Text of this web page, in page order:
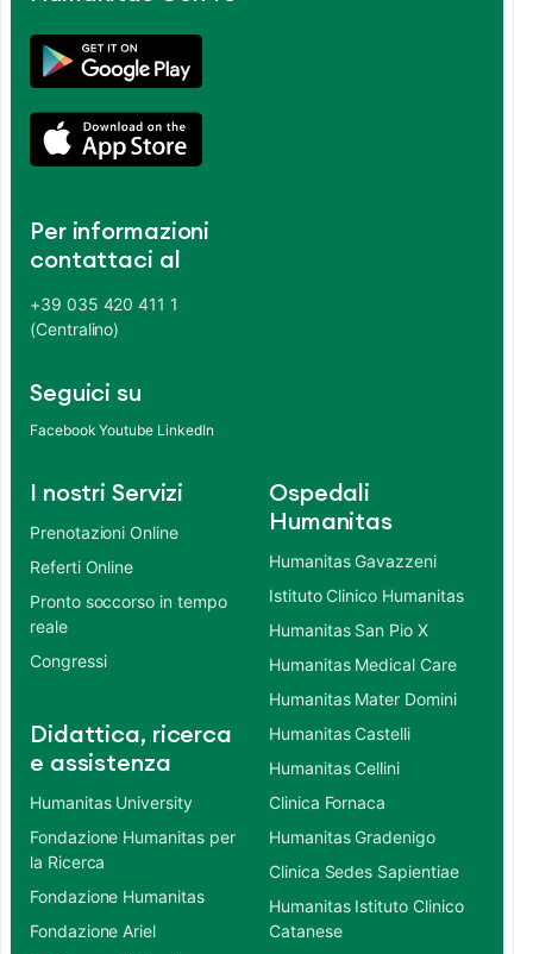
Per informazioni
contattaci al
+39 035 420 411 1
(Centralino)
Seguici su
Facebook Youtube LinkedIn
I nostri Servizi
Prenotazioni Online
Referti Online
Pronto soccorso in tempo
reale
Congressi
Didattica, ricerca
e assistenza
Humanitas University
Fondazione Humanitas per
la Ricerca
Fondazione Humanitas
Fondazione Ariel
Ospedali
Humanitas
Humanitas Gavazzeni
Istituto Clinico Humanitas
Humanitas San Pio X
Humanitas Medical Care
Humanitas Mater Domini
Humanitas Castelli
Humanitas Cellini
Clinica Fornaca
Humanitas Gradenigo
Clinica Sedes Sapientiae
Humanitas Istituto Clinico
Catanese